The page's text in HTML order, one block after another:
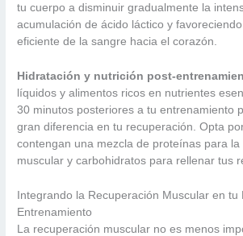
tu cuerpo a disminuir gradualmente la
acumulación de ácido láctico y
eficiente de la sangre hacia el corazón.
Hidratación y nutrición post-
líquidos y alimentos ricos en nutrientes
30 minutos posteriores a tu entrenamiento
gran diferencia en tu recuperación. Opta
contengan una mezcla de proteínas para la
muscular y carbohidratos para rellenar tus
Integrando la Recuperación Muscular en tu
Entrenamiento
La recuperación muscular no es menos